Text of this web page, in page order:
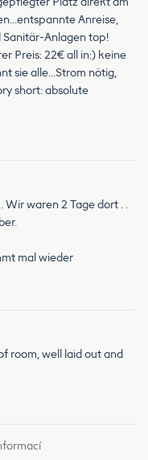
Anreise,
Sanitär-Anlagen top!
Preis: 22€ all in:) keine
sie alle…Strom nötig,
short: absolute
Wir waren 2 Tage dort . .
mal wieder
room, well laid out and